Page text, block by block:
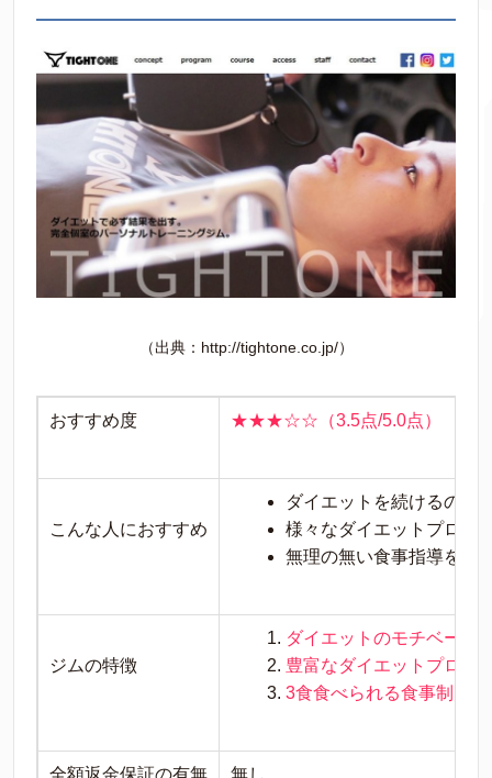
（出典：http://tightone.co.jp/）
おすすめ度 ★★★☆☆（3.5点/5.0点）
こんな人におすすめ
ダイエットを続けるのが
様々なダイエットプログ
無理の無い食事指導を受
ジムの特徴
ダイエットのモチベーシ
豊富なダイエットプログ
3食食べられる食事制限